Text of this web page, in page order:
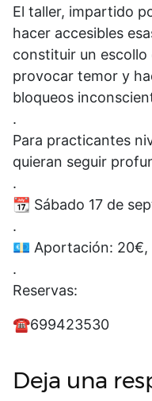
El taller, impartido
hacer accesibles
constituir un escollo
provocar temor y
bloqueos
.
Para practicantes
quieran seguir
.
📆 Sábado 17 de
.
💶 Aportación: 20€,
.
Reservas:
☎️699423530
Deja una